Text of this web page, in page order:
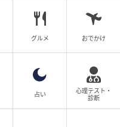
トナーが大集合！おやつカンパ
ン」
ケットなど
グルメ おでかけ
占い
心理テスト・
診断